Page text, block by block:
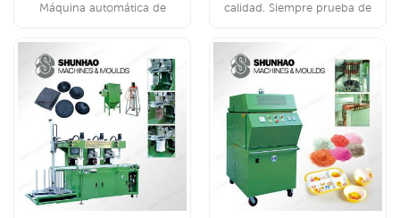
Máquina automática de
calidad. Siempre prueba de